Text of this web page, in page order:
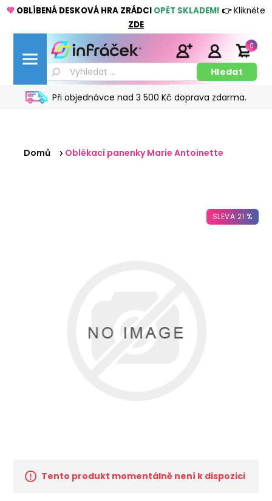
💚 OBLÍBENÁ DESKOVÁ HRA ZRÁDCI OPĚT SKLADEM! 👉Klikněte
ZDE
Při objednávce nad 3 500 Kč doprava zdarma.
0
Domů Oblékací panenky Marie Antoinette
SLEVA 21 %
Tento produkt momentálně není k dispozici